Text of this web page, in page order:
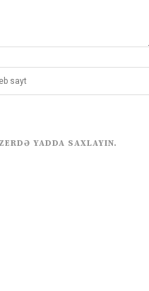
YADDA SAXLAYIN.